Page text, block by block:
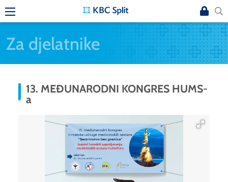
Za djelatnike
13. MEĐUNARODNI KONGRES HUMS-
a